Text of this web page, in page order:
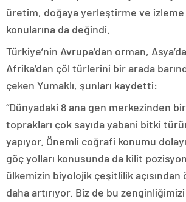
üretim, doğaya yerleştirme ve izleme
konularına da değindi.
Türkiye’nin Avrupa’dan orman,
Afrika’dan çöl türlerini bir arada
çeken Yumaklı, şunları kaydetti:
“Dünyadaki 8 ana gen merkezinden
toprakları çok sayıda yabani bitki
yapıyor. Önemli coğrafi konumu
göç yolları konusunda da kilit
ülkemizin biyolojik çeşitlilik
daha artırıyor. Biz de bu